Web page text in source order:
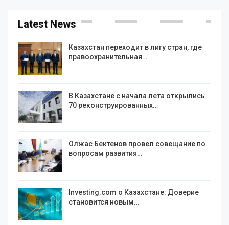
Latest News
Казахстан переходит в лигу стран, где
правоохранительная…
В Казахстане с начала лета открылись
70 реконструированных…
Олжас Бектенов провел совещание по
вопросам развития…
Investing.com о Казахстане: Доверие
становится новым…